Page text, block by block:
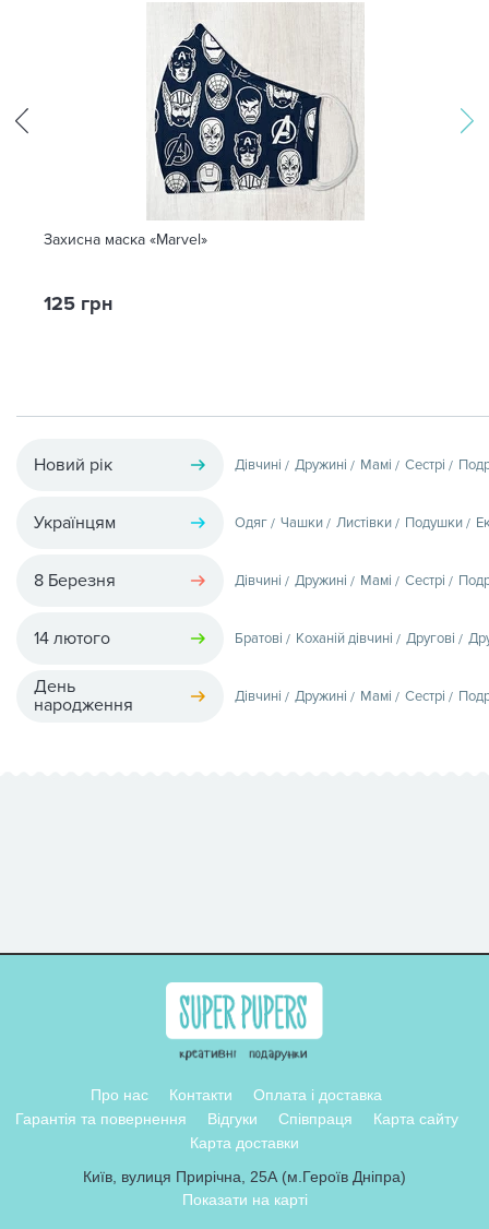
Захисна маска «Marvel»
125 грн
Новий рік Дівчині Дружині Мамі Сестрі
Українцям Одяг Чашки Листівки Подушки
8 Березня Дівчині Дружині Мамі Сестрі
14 лютого Братові Коханій дівчині Другові
День
народження
Дівчині Дружині Мамі Сестрі
Про нас Контакти
Оплата і доставка
Гарантія та повернення
Відгуки Співпраця
Карта сайту
Карта доставки
Київ, вулиця Прирічна, 25А (м.Героїв Дніпра)
Показати на карті